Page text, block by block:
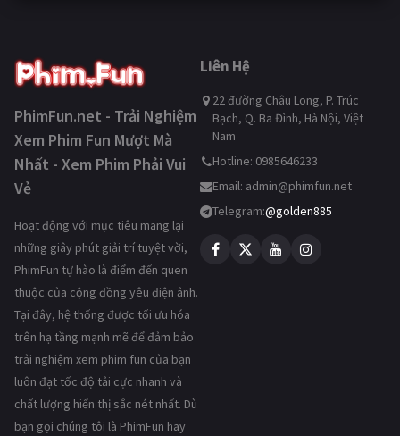
PhimFun.net - Trải Nghiệm
Xem Phim Fun Mượt Mà
Nhất - Xem Phim Phải Vui
Vẻ
Hoạt động với mục tiêu mang lại
những giây phút giải trí tuyệt vời,
PhimFun tự hào là điểm đến quen
thuộc của cộng đồng yêu điện ảnh.
Tại đây, hệ thống được tối ưu hóa
trên hạ tầng mạnh mẽ để đảm bảo
trải nghiệm xem phim fun của bạn
luôn đạt tốc độ tải cực nhanh và
chất lượng hiển thị sắc nét nhất. Dù
bạn gọi chúng tôi là PhimFun hay
Liên Hệ
22 đường Châu Long, P. Trúc
Bạch, Q. Ba Đình, Hà Nội, Việt
Nam
Hotline: 0985646233
Email: admin@phimfun.net
Telegram:@golden885